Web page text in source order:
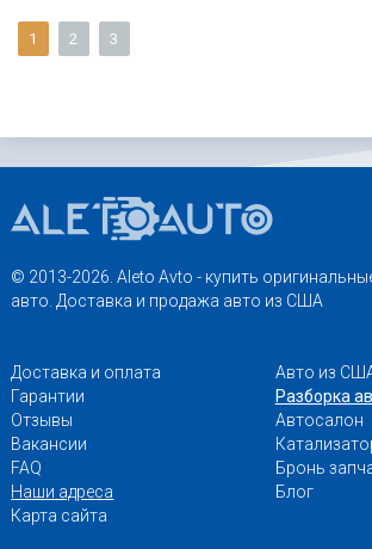
1 2 3
© 2013-2026. Aleto Avto - купить
авто. Доставка и продажа авто из США
Доставка и оплата
Гарантии
Отзывы
Вакансии
FAQ
Наши адреса
Карта сайта
Авто из
Разборка
Автосалон
Бронь
Блог